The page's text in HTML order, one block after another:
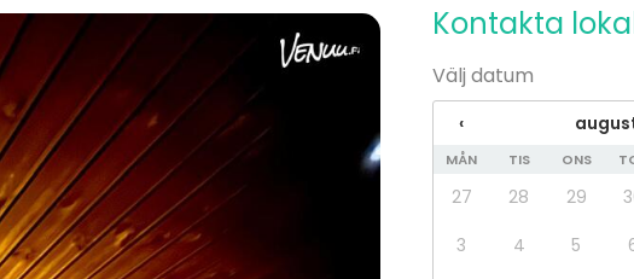
Kontakta
Välj datum
‹
MÅN TIS ONS
27 28 29
3
4 5